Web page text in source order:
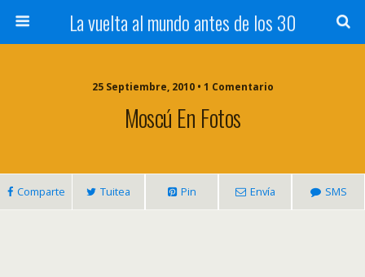
La vuelta al mundo antes de los 30
25 Septiembre, 2010 • 1 Comentario
Moscú En Fotos
Comparte Tuitea Pin Envía SMS